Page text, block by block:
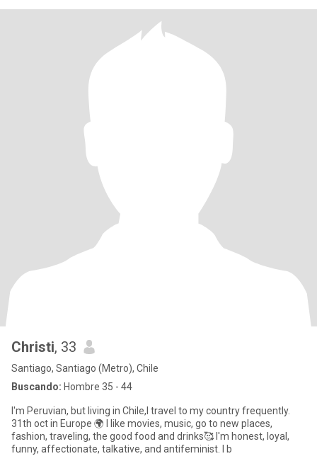
Christi, 33
Santiago, Santiago (Metro), Chile
Buscando: Hombre 35 - 44
I'm Peruvian, but living in Chile,I travel to my country frequently.
31th oct in Europe 🌍 I like movies, music, go to new places,
fashion, traveling, the good food and drinks🥰 I'm honest, loyal,
funny, affectionate, talkative, and antifeminist. I b